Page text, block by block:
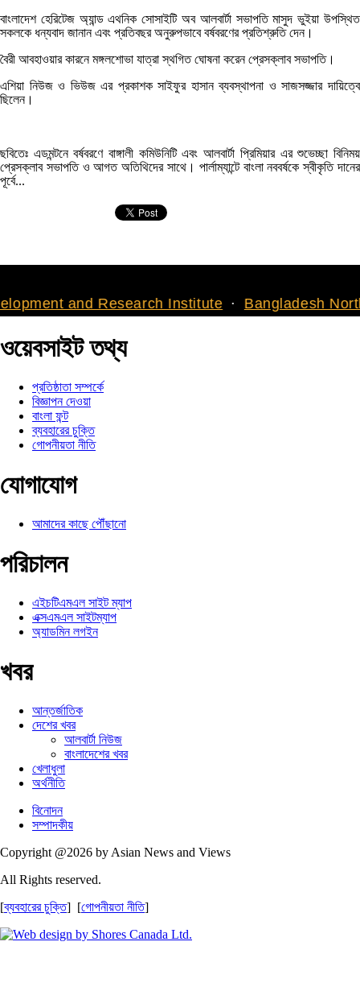
বাংলাদেশ হেরিটেজ অ্যান্ড এথনিক সোসাইটি অব আলবার্টা সভাপতি মাসুদ ভুইয়া উপস্থিত
সকলকে ধন্যবাদ জানান এবং প্রতিবছর অনুরুপভাবে বর্ষবরণের প্রতিশ্রুতি দেন।
বৈরী আবহাওয়ার কারনে মঙ্গলশোভা যাত্রা স্থগিত ঘোষনা করেন প্রেসক্লাব সভাপতি।
এশিয়া নিউজ ও ভিউজ এর প্রকাশক সাইফুর হাসান ব্যবস্থাপনা ও সাজসজ্জার দায়িত্বে
ছিলেন।
ছবিতেঃ এডমন্টনে বর্ষবরণে বাঙ্গালী কমিউনিটি এবং আলবার্টা প্রিমিয়ার এর শুভেচ্ছা বিনিময়
প্রেসক্লাব সভাপতি ও আগত অতিথিদের সাথে। পার্লাম্যান্টে বাংলা নববর্ষকে স্বীকৃতি দানের
পূর্বে...
Research Institute Bangladesh North American
ওয়েবসাইট তথ্য
প্রতিষ্ঠাতা সম্পর্কে
বিজ্ঞাপন দেওয়া
বাংলা ফন্ট
ব্যবহারের চুক্তি
গোপনীয়তা নীতি
যোগাযোগ
আমাদের কাছে পৌঁছানো
পরিচালন
এইচটিএমএল সাইট ম্যাপ
এক্সএমএল সাইটম্যাপ
অ্যাডমিন লগইন
খবর
আন্তর্জাতিক
দেশের খবর
আলবার্টা নিউজ
বাংলাদেশের খবর
খেলাধুলা
অর্থনীতি
বিনোদন
সম্পাদকীয়
Copyright @2026 by Asian News and Views
All Rights reserved.
[ব্যবহারের চুক্তি] [গোপনীয়তা নীতি]